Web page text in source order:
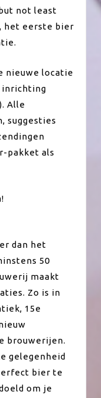
not least
, het eerste bier
nieuwe locatie
inrichting
Alle
suggesties
pakket als
dan het
50
maakt
Zo is in
15e
brouwerijen.
gelegenheid
bier te
om je